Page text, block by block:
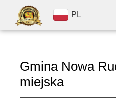
PL
Gmina Nowa
miejska